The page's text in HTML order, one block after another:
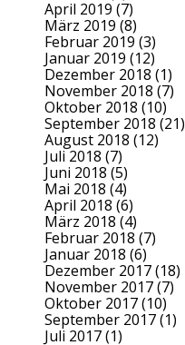
April 2019 (7)
März 2019 (8)
Februar 2019 (3)
Januar 2019 (12)
Dezember 2018 (1)
November 2018 (7)
Oktober 2018 (10)
September 2018 (21)
August 2018 (12)
Juli 2018 (7)
Juni 2018 (5)
Mai 2018 (4)
April 2018 (6)
März 2018 (4)
Februar 2018 (7)
Januar 2018 (6)
Dezember 2017(18)
November 2017(7)
Oktober 2017(10)
September 2017(1)
Juli 2017(1)